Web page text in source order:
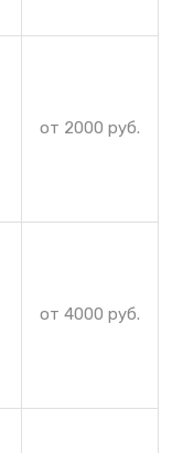
от 2000 руб.
от 4000 руб.